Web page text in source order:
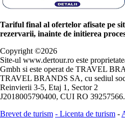
Tariful final al ofertelor afisate pe
rezervarii, inainte de initierea
Copyright ©2026
Site-ul www.dertour.ro este
Gmbh si este operat de TRAVEL
TRAVEL BRANDS SA, cu sediul
Reinvierii 3-5, Etaj 1, Sector 2
J2018005790400, CUI RO 39257566.
Brevet de turism - Licenta de turism -